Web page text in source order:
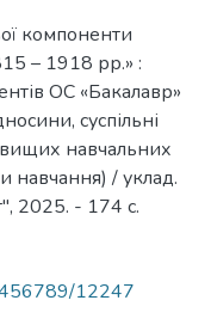
компоненти
– 1918 рр.» :
ОС «Бакалавр»
суспільні
вищих навчальних
навчання) / уклад.
2025. - 174 с.
12247